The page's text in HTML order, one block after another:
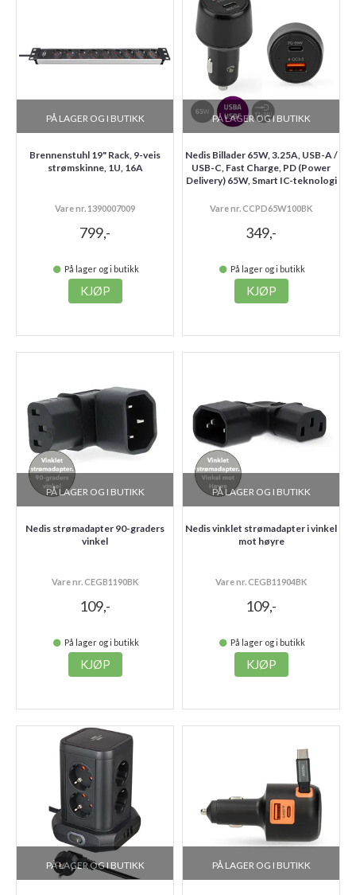
PÅ LAGER OG I BUTIKK
Brennenstuhl 19" Rack, 9-veis
strømskinne, 1U, 16A
Vare nr. 1390007009
799,-
På lager og i butikk
KJØP
PÅ LAGER OG I BUTIKK
Nedis Billader 65W, 3.25A, USB-A /
USB-C, Fast Charge, PD (Power
Delivery) 65W, Smart IC-teknologi
Vare nr. CCPD65W100BK
349,-
På lager og i butikk
KJØP
PÅ LAGER OG I BUTIKK
Nedis strømadapter 90-graders
vinkel
Vare nr. CEGB1190BK
109,-
På lager og i butikk
KJØP
PÅ LAGER OG I BUTIKK
Nedis vinklet strømadapter i vinkel
mot høyre
Vare nr. CEGB11904BK
109,-
På lager og i butikk
KJØP
PÅ LAGER OG I BUTIKK PÅ LAGER OG I BUTIKK